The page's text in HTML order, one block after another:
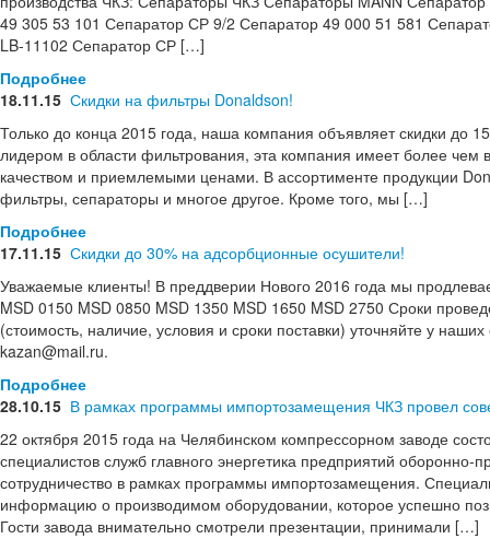
49 305 53 101 Сепаратор СР 9/2 Сепаратор 49 000 51 581
LB-11102 Сепаратор СР […]
Подробнее
18.11.15 Скидки на фильтры Donaldson!
Только до конца 2015 года, наша компания объявляет скидки до
лидером в области фильтрования, эта компания имеет более
качеством и приемлемыми ценами. В ассортименте продукции
фильтры, сепараторы и многое другое. Кроме того, мы […]
Подробнее
17.11.15 Скидки до 30% на адсорбционные осушители!
Уважаемые клиенты! В преддверии Нового 2016 года мы
MSD 0150 MSD 0850 MSD 1350 MSD 1650 MSD 2750 Сроки
(стоимость, наличие, условия и сроки поставки) уточняйте у
kazan@mail.ru.
Подробнее
28.10.15 В рамках программы импортозамещения ЧКЗ провел
22 октября 2015 года на Челябинском компрессорном заводе
специалистов служб главного энергетика предприятий
сотрудничество в рамках программы импортозамещения.
информацию о производимом оборудовании, которое успешно
Гости завода внимательно смотрели презентации, принимали […]